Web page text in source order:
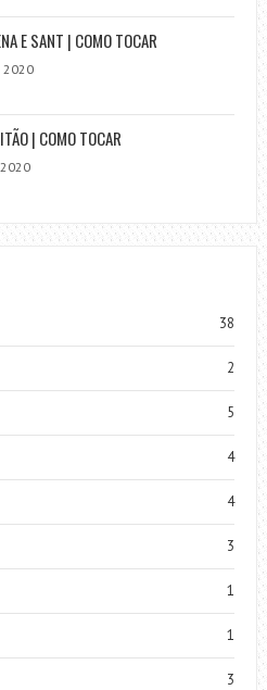
E SANT | COMO TOCAR
2020
| COMO TOCAR
38
2
5
4
4
3
1
1
3